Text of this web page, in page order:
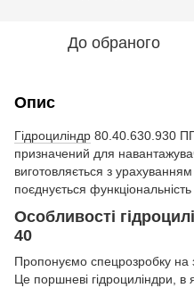
До обраного
Опис
Гідроциліндр 80.40.630.930
призначений для
виготовляється з
поєднується функціональність
Особливості
40
Пропонуємо спецрозробку
Це поршневі гідроциліндри, в